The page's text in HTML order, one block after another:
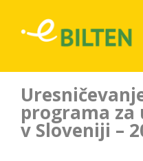
programa za
v Sloveniji –